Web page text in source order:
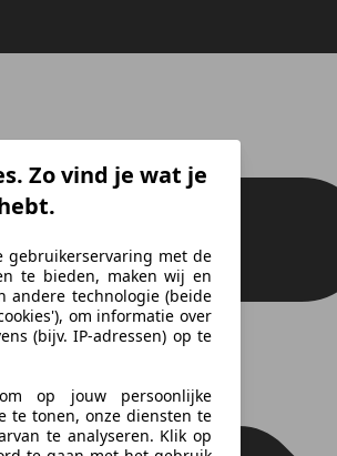
Zo vind je wat je
gebruikerservaring met de
te bieden, maken wij en
andere technologie (beide
om informatie over
(bijv. IP-adressen) op te
op jouw persoonlijke
te tonen, onze diensten te
te analyseren. Klik op